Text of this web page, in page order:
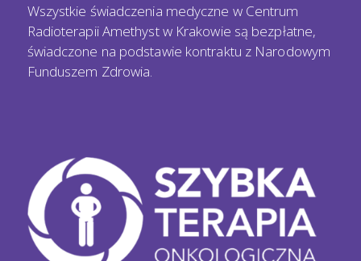
Wszystkie świadczenia medyczne w Centrum
Radioterapii Amethyst w Krakowie są bezpłatne,
świadczone na podstawie kontraktu z Narodowym
Funduszem Zdrowia.